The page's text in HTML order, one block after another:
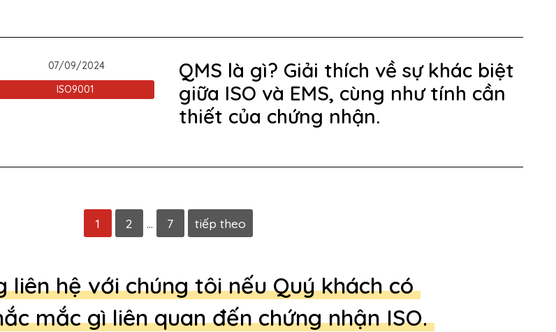
07/09/2024
ISO9001
QMS là gì? Giải thích về sự khác biệt
giữa ISO và EMS, cùng như tính cần
thiết của chứng nhận.
1 2 … 7 tiếp theo
liên hệ với chúng tôi nếu Quý khách có
mắc gì liên quan đến chứng nhận ISO.